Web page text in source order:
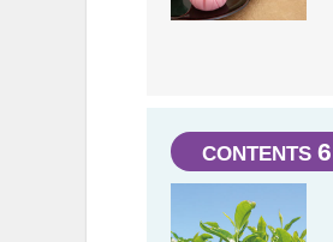
6